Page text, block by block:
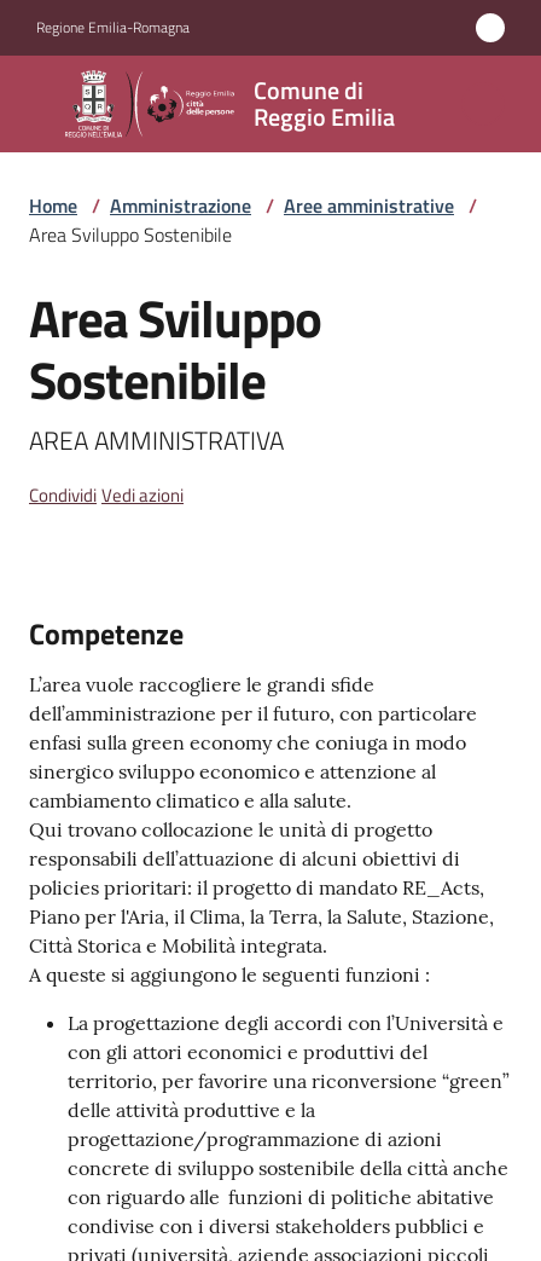
Regione Emilia-Romagna
Comune di
Reggio Emilia
Comune
di
Reggio
Emilia
Amministrazione
Menu selezionato
Servizi
Novità
Vivere
Tutti
gli
argomenti
T
u
r
i
s
m
Home / Amministrazione / Aree amministrative /
Area Sviluppo Sostenibile
Salta al contenuto
Area Sviluppo
Sostenibile
AREA AMMINISTRATIVA
CondividiVedi azioni
Competenze
L’area vuole raccogliere le grandi sfide
dell’amministrazione per il futuro, con particolare
enfasi sulla green economy che coniuga in modo
sinergico sviluppo economico e attenzione al
cambiamento climatico e alla salute.
Qui trovano collocazione le unità di progetto
responsabili dell’attuazione di alcuni obiettivi di
policies prioritari: il progetto di mandato RE_Acts,
Piano per l'Aria, il Clima, la Terra, la Salute, Stazione,
Città Storica e Mobilità integrata.
A queste si aggiungono le seguenti funzioni :
La progettazione degli accordi con l’Università e
con gli attori economici e produttivi del
territorio, per favorire una riconversione “green”
delle attività produttive e la
progettazione/programmazione di azioni
concrete di sviluppo sostenibile della città anche
con riguardo alle funzioni di politiche abitative
condivise con i diversi stakeholders pubblici e
privati (università, aziende associazioni piccoli